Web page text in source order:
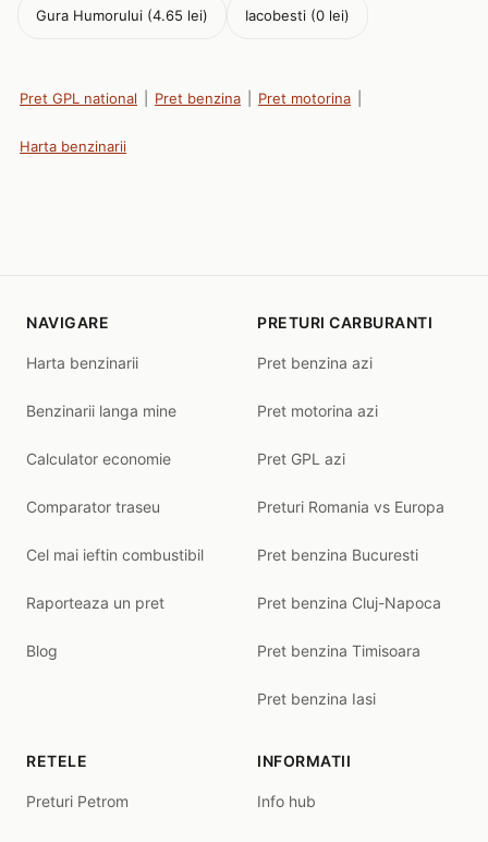
Gura Humorului (4.65 lei) Iacobesti (0 lei)
Pret GPL national Pret benzina Pret motorina
Harta benzinarii
NAVIGARE
Harta benzinarii
Benzinarii langa mine
Calculator economie
Comparator traseu
Cel mai ieftin combustibil
Raporteaza un pret
Blog
PRETURI CARBURANTI
Pret benzina azi
Pret motorina azi
Pret GPL azi
Preturi Romania vs Europa
Pret benzina Bucuresti
Pret benzina Cluj-Napoca
Pret benzina Timisoara
Pret benzina Iasi
RETELE
Preturi Petrom
INFORMATII
Info hub